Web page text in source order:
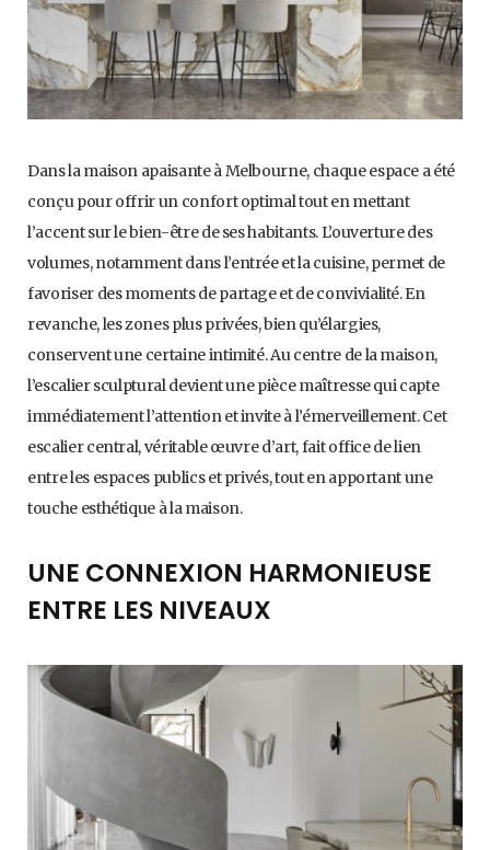
Dans la maison apaisante à Melbourne, chaque espace a été
conçu pour offrir un confort optimal tout en mettant
l’accent sur le bien-être de ses habitants. L’ouverture des
volumes, notamment dans l’entrée et la cuisine, permet de
favoriser des moments de partage et de convivialité. En
revanche, les zones plus privées, bien qu’élargies,
conservent une certaine intimité. Au centre de la maison,
l’escalier sculptural devient une pièce maîtresse qui capte
immédiatement l’attention et invite à l’émerveillement. Cet
escalier central, véritable œuvre d’art, fait office de lien
entre les espaces publics et privés, tout en apportant une
touche esthétique à la maison.
UNE CONNEXION HARMONIEUSE
ENTRE LES NIVEAUX